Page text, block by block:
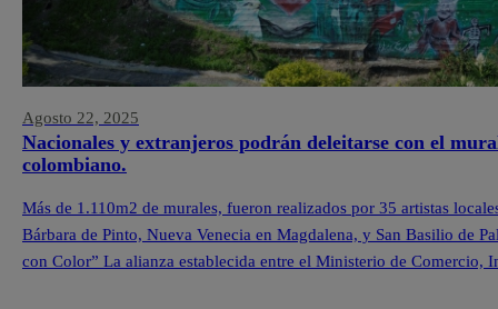
Agosto 22, 2025
Nacionales y extranjeros podrán deleitarse con el
colombiano.
Más de 1.110m2 de murales, fueron realizados por 35 artistas
Bárbara de Pinto, Nueva Venecia en Magdalena, y San Basilio de
con Color” La alianza establecida entre el Ministerio de